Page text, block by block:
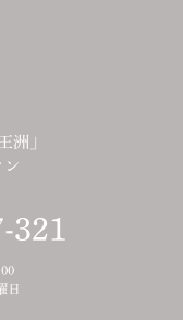
洲」
ン
321
日